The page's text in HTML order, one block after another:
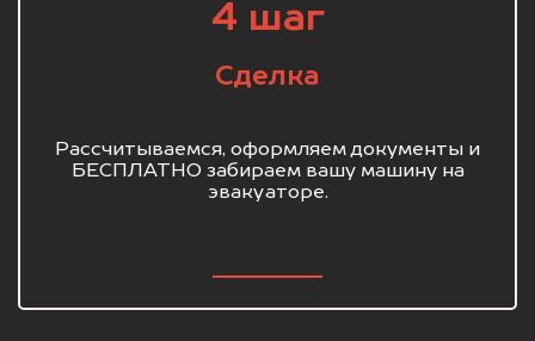
4 шаг
Сделка
Рассчитываемся, оформляем документы и
БЕСПЛАТНО забираем вашу машину на
эвакуаторе.